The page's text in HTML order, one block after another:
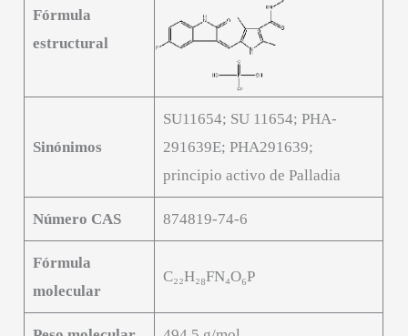
Fórmula
estructural
Sinónimos
SU11654; SU 11654; PHA-
291639E; PHA291639;
principio activo de Palladia
Número CAS 874819-74-6
Fórmula
molecular
C₂₂H₂₈FN₄O₆P